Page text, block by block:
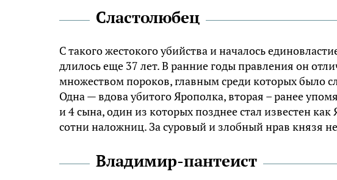
Сластолюбец
С такого жестокого убийства и началось
длилось еще 37 лет. В ранние годы правления он
множеством пороков, главным среди которых было
Одна — вдова убитого Ярополка, вторая – ранее
и 4 сына, один из которых позднее стал известен
сотни наложниц. За суровый и злобный нрав князя
Владимир-пантеист